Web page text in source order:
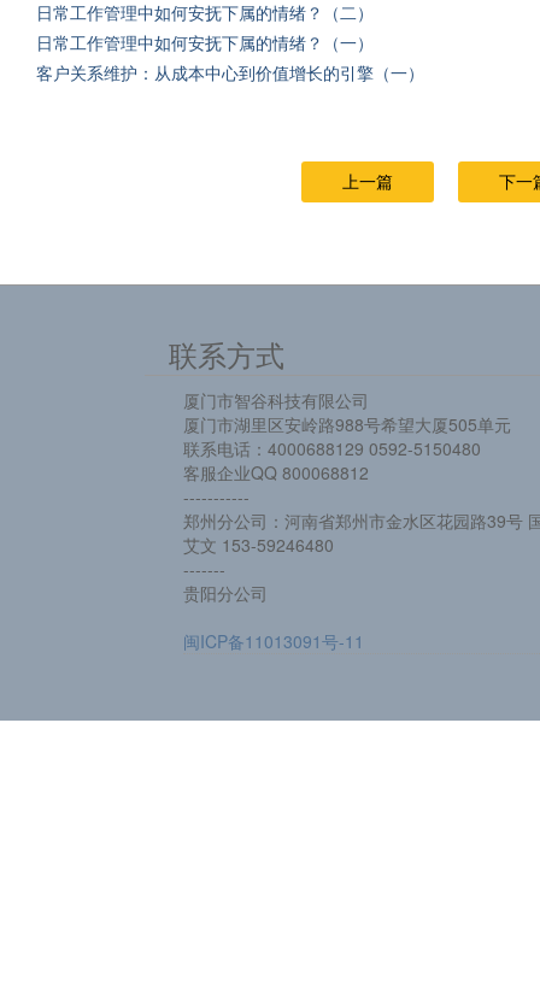
日常工作管理中如何安抚下属的情绪？（二）
日常工作管理中如何安抚下属的情绪？（一）
客户关系维护：从成本中心到价值增长的引擎（一）
上一篇 下一
联系方式
厦门市智谷科技有限公司
厦门市湖里区安岭路988号希望大厦505单元
联系电话：4000688129 0592-5150480
客服企业QQ 800068812
-----------
郑州分公司：河南省郑州市金水区花园路39号
艾文 153-59246480
-------
贵阳分公司
闽ICP备11013091号-11